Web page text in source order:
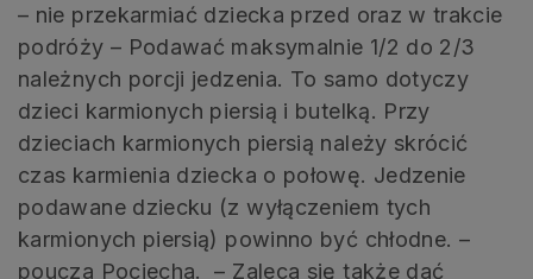
– nie przekarmiać dziecka przed oraz w trakcie
podróży – Podawać maksymalnie 1/2 do 2/3
należnych porcji jedzenia. To samo dotyczy
dzieci karmionych piersią i butelką. Przy
dzieciach karmionych piersią należy skrócić
czas karmienia dziecka o połowę. Jedzenie
podawane dziecku (z wyłączeniem tych
karmionych piersią) powinno być chłodne. –
poucza Pociecha. – Zaleca się także dać